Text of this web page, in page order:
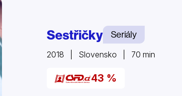
Sestřičky Seriály
2018 | Slovensko | 70 min
43 %